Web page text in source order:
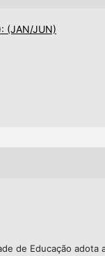
(JAN/JUN)
de Educação adota